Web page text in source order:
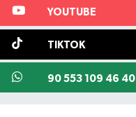
YOUTUBE
TIKTOK
90 553 109 46 40